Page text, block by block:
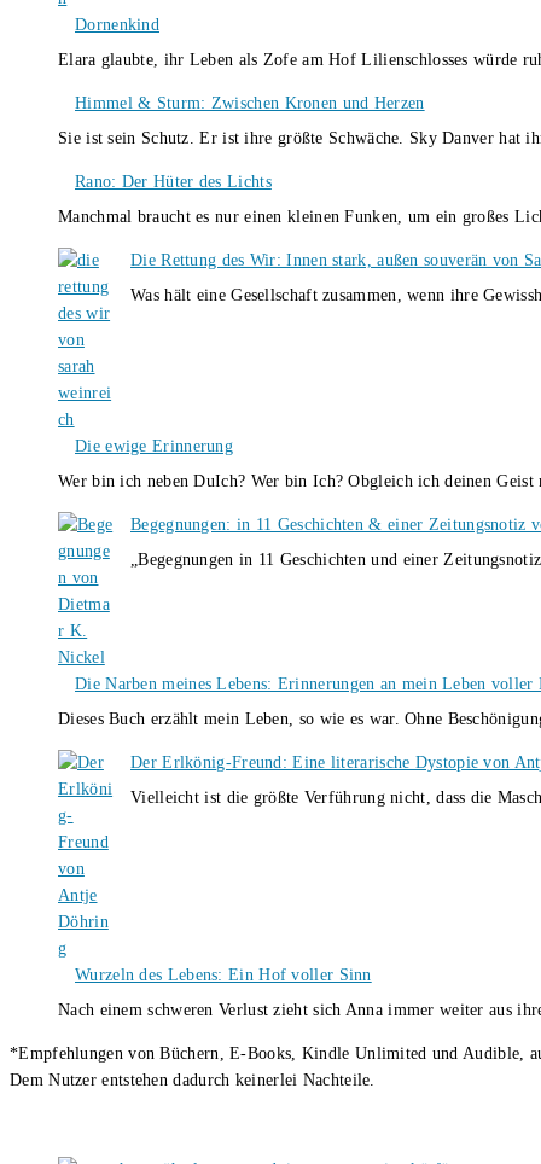
Dornenkind
Elara glaubte, ihr Leben als Zofe am Hof Lilienschlosses würde
Himmel & Sturm: Zwischen Kronen und Herzen
Sie ist sein Schutz. Er ist ihre größte Schwäche. Sky Danver
Rano: Der Hüter des Lichts
Manchmal braucht es nur einen kleinen Funken, um ein großes
Die Rettung des Wir: Innen stark, außen souverän von
Was hält eine Gesellschaft zusammen, wenn ihre
Die ewige Erinnerung
Wer bin ich neben DuIch? Wer bin Ich? Obgleich ich deinen
Begegnungen: in 11 Geschichten & einer Zeitungsnotiz
„Begegnungen in 11 Geschichten und einer
Die Narben meines Lebens: Erinnerungen an mein Leben
Dieses Buch erzählt mein Leben, so wie es war. Ohne
Der Erlkönig-Freund: Eine literarische Dystopie von
Vielleicht ist die größte Verführung nicht, dass die
Wurzeln des Lebens: Ein Hof voller Sinn
Nach einem schweren Verlust zieht sich Anna immer weiter aus
*Empfehlungen von Büchern, E-Books, Kindle Unlimited und Audible,
Dem Nutzer entstehen dadurch keinerlei Nachteile.